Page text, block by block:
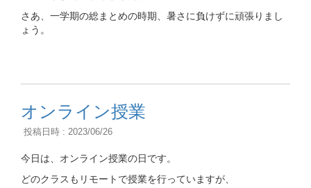
さあ、一学期の総まとめの時期、暑さに負けずに頑張りまし
ょう。
オンライン授業
投稿日時 : 2023/06/26
今日は、オンライン授業の日です。
どのクラスもリモートで授業を行っていますが、